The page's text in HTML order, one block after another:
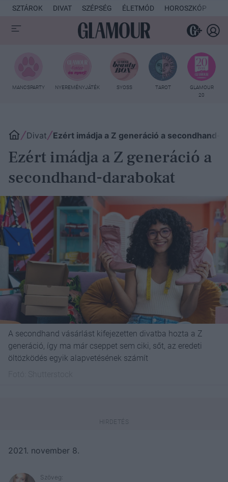
SZTÁROK DIVAT SZÉPSÉG ÉLETMÓD HOROSZKÓP
MANCSPARTY NYEREMÉNYJÁTÉK SYOSS TAROT
GLAMOUR
20
Divat Ezért imádja a Z generáció a secondhand-
Ezért imádja a Z generáció a
secondhand-darabokat
A secondhand vásárlást kifejezetten divatba hozta a Z
generáció, így ma már cseppet sem ciki, sőt, az eredeti
öltözködés egyik alapvetésének számít
2021. november 8.
Szöveg: